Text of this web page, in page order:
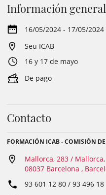
Información general
16/05/2024 - 17/05/2024
Seu ICAB
16 y 17 de mayo
De pago
Contacto
FORMACIÓN ICAB - COMISIÓN
Mallorca, 283 /
08037 Barcelona ,
93 601 12 80 / 93 496 18